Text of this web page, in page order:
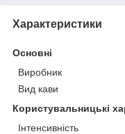
Характеристики
Основні
Виробник
Вид кави
Користувальницькі
Інтенсивність